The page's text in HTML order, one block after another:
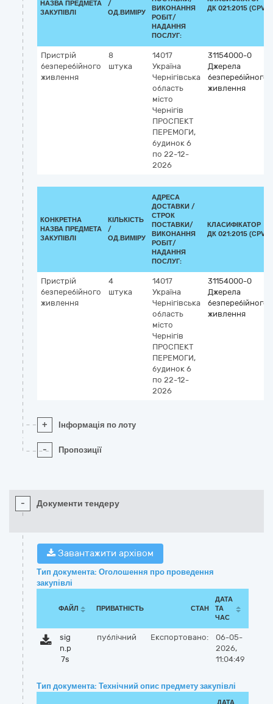
НАЗВА ПРЕДМЕТА
ЗАКУПІВЛІ
/
ОД.ВИМІРУ
ВИКОНАННЯ
РОБІТ/
НАДАННЯ
ПОСЛУГ:
ДК 021:2015 (CPV)
Пристрій
безперебійного
живлення
8
штука
14017
Україна
Чернігівська
область
місто
Чернігів
ПРОСПЕКТ
ПЕРЕМОГИ,
будинок 6
по 22-12-
2026
31154000-0
Джерела
безперебійного
живлення
КОНКРЕТНА
НАЗВА ПРЕДМЕТА
ЗАКУПІВЛІ
КІЛЬКІСТЬ
/
ОД.ВИМІРУ
АДРЕСА
ДОСТАВКИ /
СТРОК
ПОСТАВКИ/
ВИКОНАННЯ
РОБІТ/
НАДАННЯ
ПОСЛУГ:
КЛАСИФІКАТОР
ДК 021:2015 (CPV)
Пристрій
безперебійного
живлення
4
штука
14017
Україна
Чернігівська
область
місто
Чернігів
ПРОСПЕКТ
ПЕРЕМОГИ,
будинок 6
по 22-12-
2026
31154000-0
Джерела
безперебійного
живлення
+ Інформація по лоту
- Пропозиції
- Документи тендеру
Завантажити архівом
Тип документа: Оголошення про проведення
закупівлі
ФАЙЛ ПРИВАТНІСТЬ СТАН
ДАТА
ТА
ЧАС
sig
n.p
7s
публічний Експортовано:
06-05-
2026,
11:04:49
Тип документа: Технічний опис предмету закупівлі